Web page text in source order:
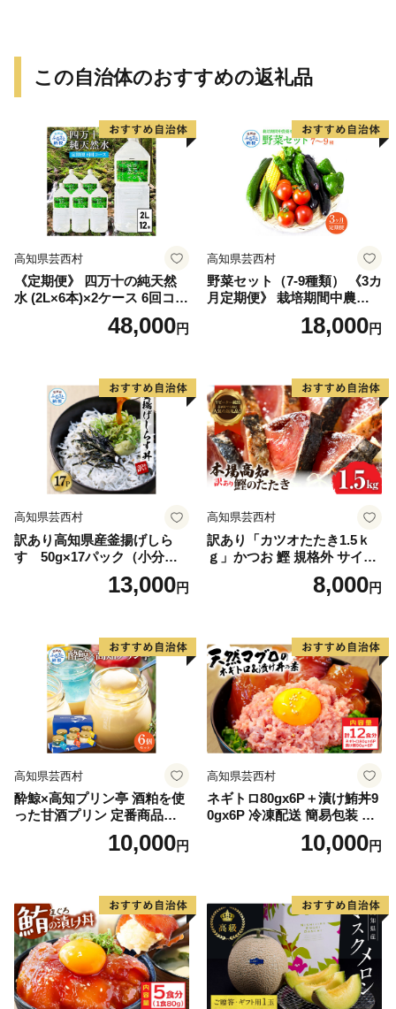
この自治体のおすすめの返礼品
高知県芸西村
《定期便》 四万十の純天然
水 (2L×6本)×2ケース 6回コー
ス 水 天然水 軟水 モンドセレ
クション金賞受賞 ナチュラ
おすすめ 定期購入 定期便 故
郷納税 返礼品 高知 四万十川
ご家庭用 まとめ買い
48,000円
高知県芸西村
野菜セット（7‐9種類） 《3カ
月定期便》 栽培期間中農薬
不使用！ 季節の野菜 定期コ
ース 定期 無農薬 野菜 やさい
食べ物 食材 秋 旬の味覚 ご当
地 お取り寄せ 芸西村 18000
円 故郷納税 返礼品
18,000円
高知県芸西村
訳あり高知県産釜揚げしら
す 50g×17パック（小分
13,000円
高知県芸西村
訳あり「カツオたたき1.5ｋ
ｇ」かつお 鰹 規格外 サイズ
不揃い 傷 海鮮 わけあり 人気
8,000円
高知県芸西村
酔鯨×高知プリン亭 酒粕を使
った甘酒プリン 定番商品の
詰め合わせセット 3種 6個入
り なめらか 仁淀ブルー 絶品
おしゃれ かわいい 美味しい
送料無料 デザート お祝い 贈
答 贈り物 のし 熨斗
10,000円
高知県芸西村
ネギトロ80gx6P＋漬け鮪丼9
0gx6P 冷凍配送 簡易包装 小
分け 惣菜 人気 海鮮 ネギトロ
丼 まぐろたたき 海鮮丼 便利
軽
10,000円